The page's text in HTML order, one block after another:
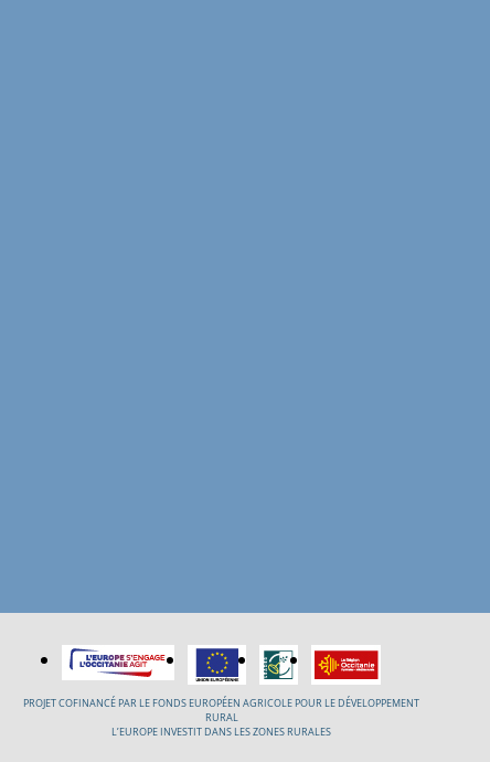
PROJET COFINANCÉ PAR LE FONDS EUROPÉEN AGRICOLE POUR LE DÉVELOPPEMENT
RURAL
L’EUROPE INVESTIT DANS LES ZONES RURALES